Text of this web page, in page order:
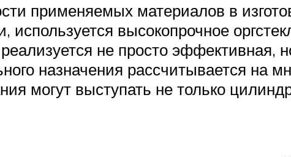
применяемых материалов в
высокопрочное
не просто эффективная,
назначения рассчитывается на
могут выступать не только